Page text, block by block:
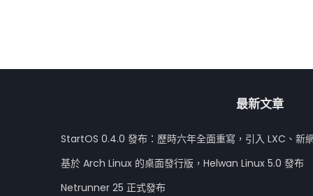
最新文章
StartOS 0.4.0 發布：歷時六年全面重寫，引入 LXC、新
基於 Arch Linux 的桌面發行版，Helwan Linux 5.0 發布
Netrunner 25 正式發布